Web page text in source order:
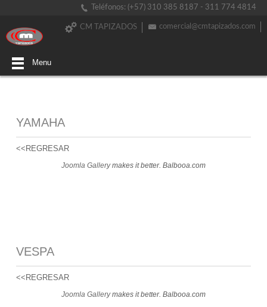
Teléfonos: (+57) 310 385 8187 - 311 774 4814
comercial@cmtapizados.com
CM TAPIZADOS
Menu
YAMAHA
<<REGRESAR
Joomla Gallerymakes it better. Balbooa.com
VESPA
<<REGRESAR
Joomla Gallerymakes it better. Balbooa.com